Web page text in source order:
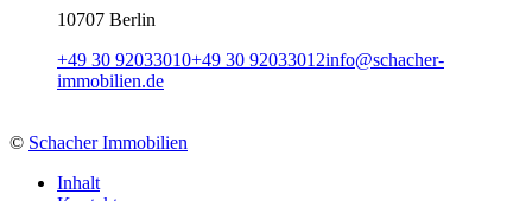
10707 Berlin
+49 30 92033010+49 30 92033012info@schacher-
immobilien.de
© Schacher Immobilien
Inhalt